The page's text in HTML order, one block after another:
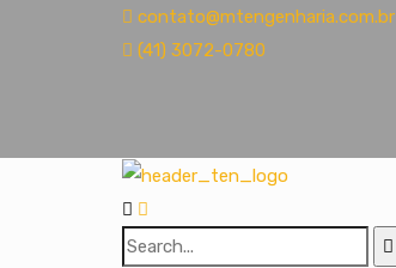
contato@mtengenharia.com.br
(41) 3072-0780